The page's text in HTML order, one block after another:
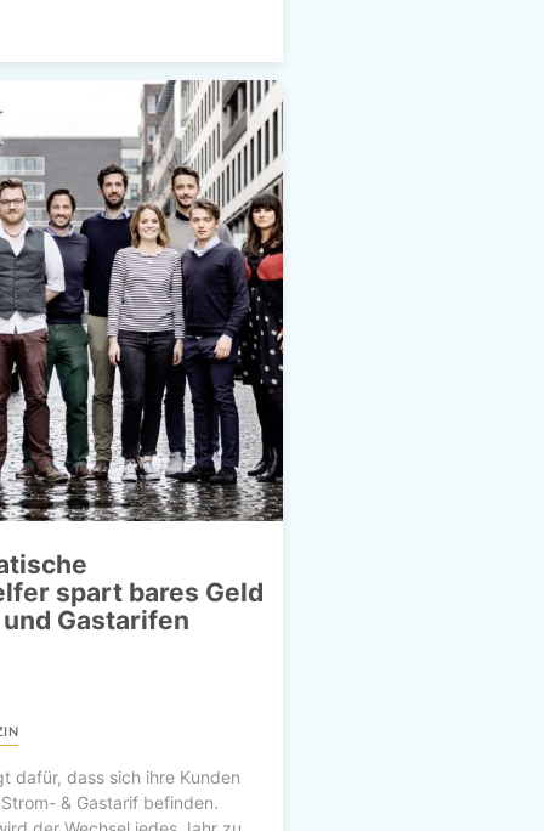
spart bares Geld
Gastarifen
dafür, dass sich ihre Kunden
& Gastarif befinden.